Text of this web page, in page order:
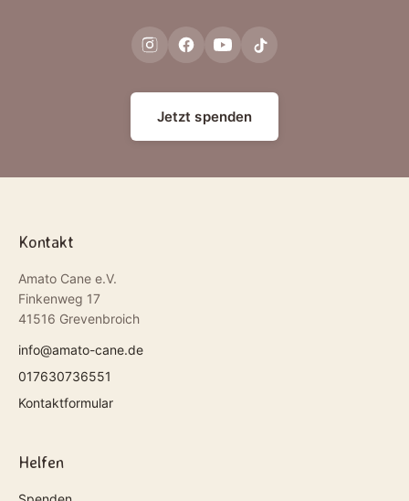
Jetzt spenden
Kontakt
Amato Cane e.V.
Finkenweg 17
41516 Grevenbroich
info@amato-cane.de
017630736551
Kontaktformular
Helfen